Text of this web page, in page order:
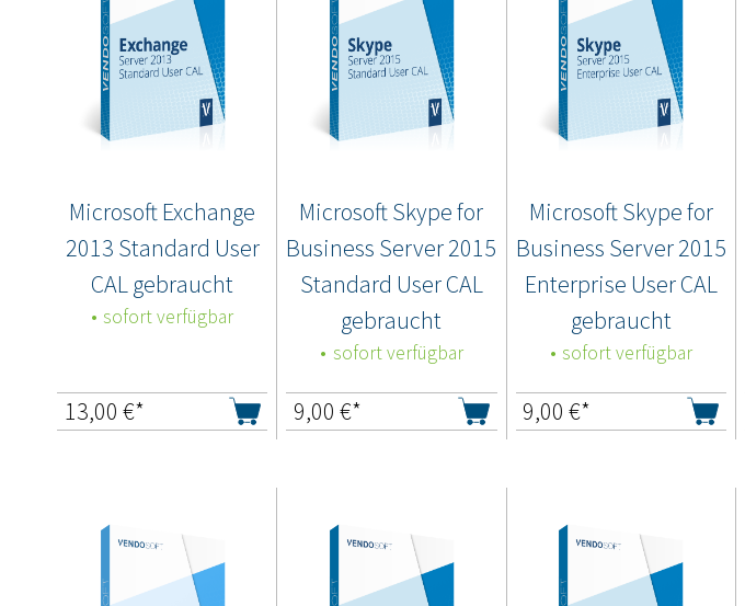
Microsoft Exchange
2013 Standard User
CAL gebraucht
sofort verfügbar
13,00 €*
Microsoft Skype for
Business Server 2015
Standard User CAL
gebraucht
sofort verfügbar
9,00 €*
Microsoft Skype for
Business Server 2015
Enterprise User CAL
gebraucht
sofort verfügbar
9,00 €*